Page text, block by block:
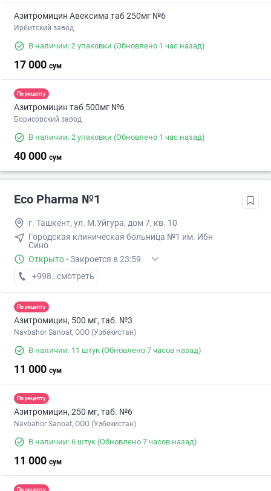
Азитромицин Авексима таб 250мг №6
Ирбитский завод
В наличии: 2 упаковки (Обновлено 1 час назад)
17 000 сум
По рецепту
Азитромицин таб 500мг №6
Борисовский завод
В наличии: 2 упаковки (Обновлено 1 час назад)
40 000 сум
Eco Pharma №1
г. Ташкент, ул. М.Уйгура, дом 7, кв. 10
Городская клиническая больница №1 им. Ибн
Сино
Открыто · Закроется в 23:59
+998 (71) XXX-XX-XX
смотреть
По рецепту
Азитромицин, 500 мг, таб. №3
Navbahor Sanoat, ООО (Узбекистан)
В наличии: 11 штук (Обновлено 7 часов назад)
11 000 сум
По рецепту
Азитромицин, 250 мг, таб. №6
Navbahor Sanoat, ООО (Узбекистан)
В наличии: 6 штук (Обновлено 7 часов назад)
11 000 сум
По рецепту